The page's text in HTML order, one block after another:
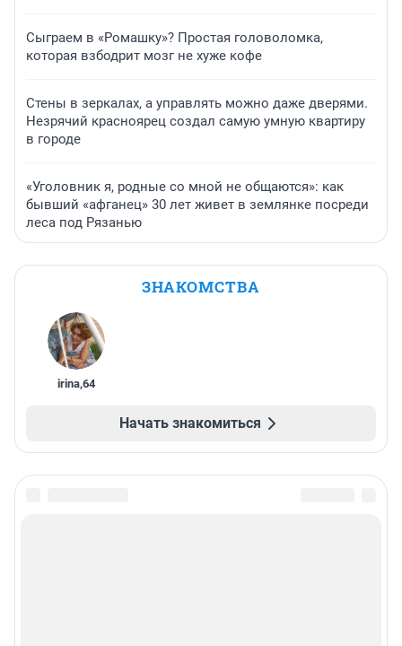
Сыграем в «Ромашку»? Простая головоломка,
которая взбодрит мозг не хуже кофе
Стены в зеркалах, а управлять можно даже дверями.
Незрячий красноярец создал самую умную квартиру
в городе
«Уголовник я, родные со мной не общаются»: как
бывший «афганец» 30 лет живет в землянке посреди
леса под Рязанью
ЗНАКОМСТВА
irina,64
Начать знакомиться